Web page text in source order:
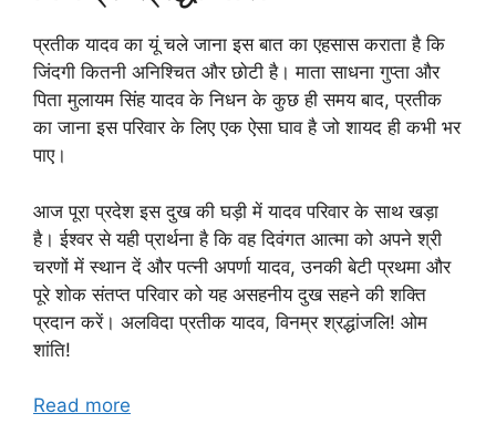
प्रतीक यादव का यूं चले जाना इस बात का एहसास कराता है कि
जिंदगी कितनी अनिश्चित और छोटी है। माता साधना गुप्ता और
पिता मुलायम सिंह यादव के निधन के कुछ ही समय बाद, प्रतीक
का जाना इस परिवार के लिए एक ऐसा घाव है जो शायद ही कभी भर
पाए।
आज पूरा प्रदेश इस दुख की घड़ी में यादव परिवार के साथ खड़ा
है। ईश्वर से यही प्रार्थना है कि वह दिवंगत आत्मा को अपने श्री
चरणों में स्थान दें और पत्नी अपर्णा यादव, उनकी बेटी प्रथमा और
पूरे शोक संतप्त परिवार को यह असहनीय दुख सहने की शक्ति
प्रदान करें। अलविदा प्रतीक यादव, विनम्र श्रद्धांजलि! ओम
शांति!
Read more